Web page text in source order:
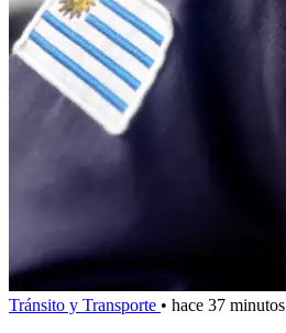
Tránsito y Transporte • hace 37 minutos